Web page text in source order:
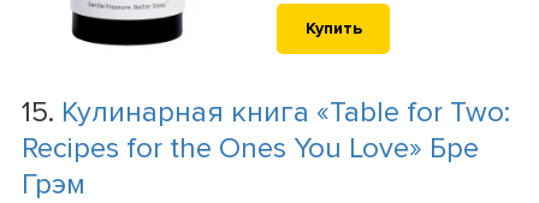
Купить
15. Кулинарная книга «Table for Two:
Recipes for the Ones You Love» Бре
Грэм